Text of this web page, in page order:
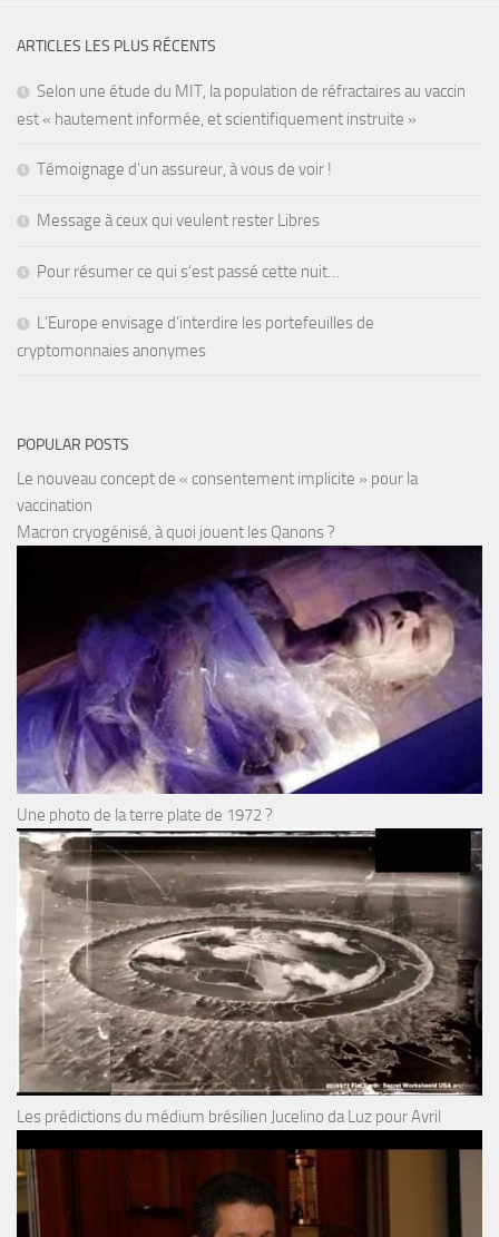
ARTICLES LES PLUS RÉCENTS
Selon une étude du MIT, la population de réfractaires au vaccin
est « hautement informée, et scientifiquement instruite »
Témoignage d’un assureur, à vous de voir !
Message à ceux qui veulent rester Libres
Pour résumer ce qui s’est passé cette nuit…
L’Europe envisage d’interdire les portefeuilles de
cryptomonnaies anonymes
POPULAR POSTS
Le nouveau concept de « consentement implicite » pour la
vaccination
Macron cryogénisé, à quoi jouent les Qanons ?
Une photo de la terre plate de 1972 ?
Les prédictions du médium brésilien Jucelino da Luz pour Avril